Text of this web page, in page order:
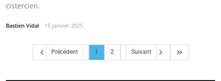
cistercien.
Bastien Vidal 15 janvier 2025
Précédent 1 2 Suivant